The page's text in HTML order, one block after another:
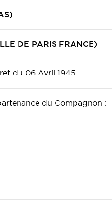
DE PARIS FRANCE)
du 06 Avril 1945
du Compagnon :